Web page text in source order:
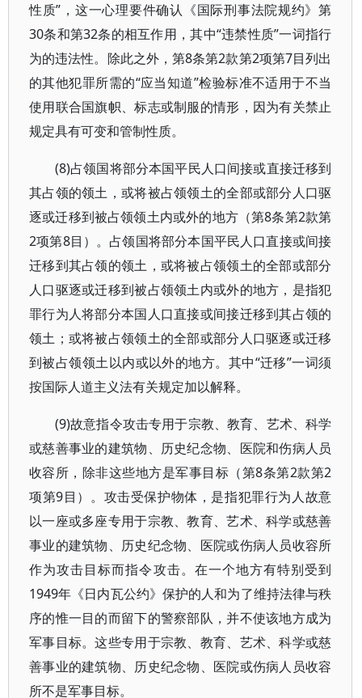
性质”，这一心理要件确认《国际刑事法院规约》第
30条和第32条的相互作用，其中“违禁性质”一词指行
为的违法性。除此之外，第8条第2款第2项第7目列出
的其他犯罪所需的“应当知道”检验标准不适用于不当
使用联合国旗帜、标志或制服的情形，因为有关禁止
规定具有可变和管制性质。
(8)占领国将部分本国平民人口间接或直接迁移到
其占领的领土，或将被占领领土的全部或部分人口驱
逐或迁移到被占领领土内或外的地方（第8条第2款第
2项第8目）。占领国将部分本国平民人口直接或间接
迁移到其占领的领土，或将被占领领土的全部或部分
人口驱逐或迁移到被占领领土内或外的地方，是指犯
罪行为人将部分本国人口直接或间接迁移到其占领的
领土；或将被占领领土的全部或部分人口驱逐或迁移
到被占领领土以内或以外的地方。其中“迁移”一词须
按国际人道主义法有关规定加以解释。
(9)故意指令攻击专用于宗教、教育、艺术、科学
或慈善事业的建筑物、历史纪念物、医院和伤病人员
收容所，除非这些地方是军事目标（第8条第2款第2
项第9目）。攻击受保护物体，是指犯罪行为人故意
以一座或多座专用于宗教、教育、艺术、科学或慈善
事业的建筑物、历史纪念物、医院或伤病人员收容所
作为攻击目标而指令攻击。在一个地方有特别受到
1949年《日内瓦公约》保护的人和为了维持法律与秩
序的惟一目的而留下的警察部队，并不使该地方成为
军事目标。这些专用于宗教、教育、艺术、科学或慈
善事业的建筑物、历史纪念物、医院或伤病人员收容
所不是军事目标。